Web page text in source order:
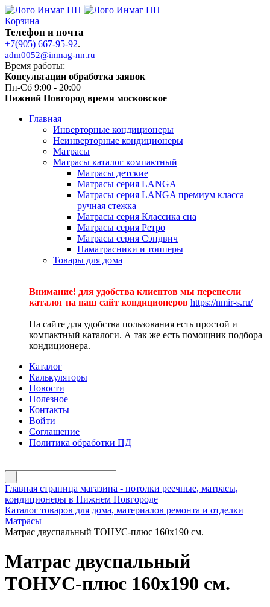
Корзина
Телефон и почта
+7(905) 667-95-92.
adm0052@inmag-nn.ru
Время работы:
Консультации обработка заявок
Пн-Сб 9:00 - 20:00
Нижний Новгород время московское
Главная
Инверторные кондиционеры
Неинверторные кондиционеры
Матрасы
Матрасы каталог компактный
Матрасы детские
Матрасы серия LANGA
Матрасы серия LANGA премиум класса
ручная стежка
Матрасы серия Классика сна
Матрасы серия Ретро
Матрасы серия Сэндвич
Наматрасники и топперы
Товары для дома
Внимание! для удобства клиентов мы перенесли
каталог на наш сайт кондиционеров https://nmir-s.ru/
На сайте для удобства пользования есть простой и
компактный каталоги. А так же есть помощник подбора
кондиционера.
Каталог
Калькуляторы
Новости
Полезное
Контакты
Войти
Соглашение
Политика обработки ПД
Главная страница магазина - потолки реечные, матрасы,
кондиционеры в Нижнем Новгороде
Каталог товаров для дома, материалов ремонта и отделки
Матрасы
Матрас двуспальный ТОНУС-плюс 160х190 см.
Матрас двуспальный
ТОНУС-плюс 160х190 см.